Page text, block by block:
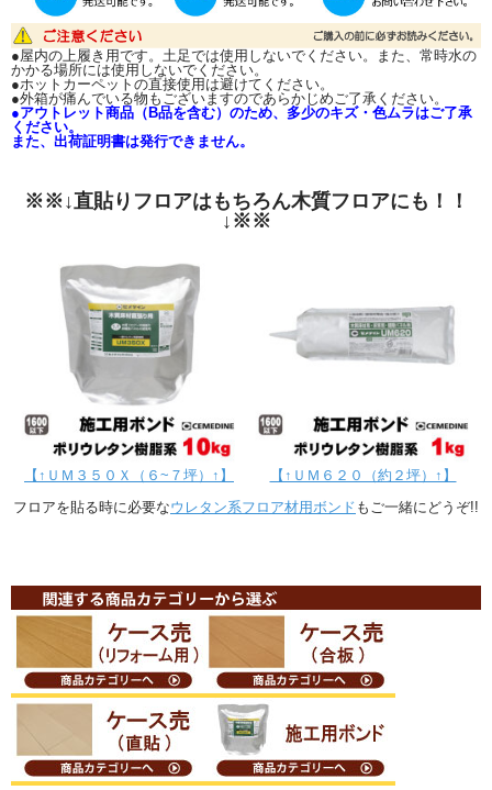
●屋内の上履き用です。土足では使用しないでください。また、常時水の
かかる場所には使用しないでください。
●ホットカーペットの直接使用は避けてください。
●外箱が痛んでいる物もございますのであらかじめご了承ください。
●アウトレット商品（B品を含む）のため、多少のキズ・色ムラはご了承
ください。
また、出荷証明書は発行できません。
※※↓直貼りフロアはもちろん木質フロアにも！！
↓※※
【↑ＵＭ３５０Ｘ（６~７坪）↑】
【↑ＵＭ６２０（約２坪）↑】
フロアを貼る時に必要なウレタン系フロア材用ボンド もご一緒にどうぞ!!